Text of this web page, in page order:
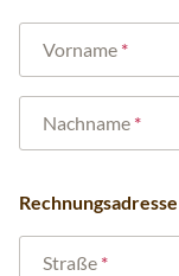
Vorname
Nachname
Rechnungsadresse
Straße